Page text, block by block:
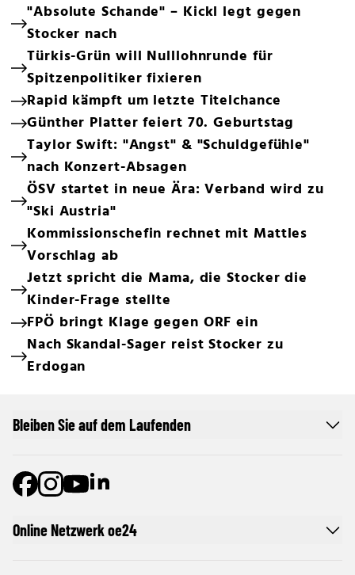
"Absolute Schande" – Kickl legt gegen
Stocker nach
Türkis-Grün will Nulllohnrunde für
Spitzenpolitiker fixieren
Rapid kämpft um letzte Titelchance
Günther Platter feiert 70. Geburtstag
Taylor Swift: "Angst" & "Schuldgefühle"
nach Konzert-Absagen
ÖSV startet in neue Ära: Verband wird zu
"Ski Austria"
Kommissionschefin rechnet mit Mattles
Vorschlag ab
Jetzt spricht die Mama, die Stocker die
Kinder-Frage stellte
FPÖ bringt Klage gegen ORF ein
Nach Skandal-Sager reist Stocker zu
Erdogan
Online Netzwerk oe24
Bleiben Sie auf dem Laufenden